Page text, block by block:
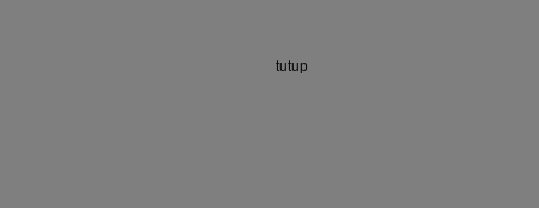
tutup